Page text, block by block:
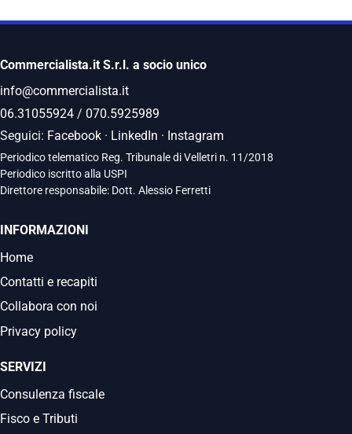
Commercialista.it S.r.l. a socio unico
info@commercialista.it
06.31055924 / 070.5925989
Seguici: Facebook · LinkedIn · Instagram
Periodico telematico Reg. Tribunale di Velletri n. 11/2018
Periodico iscritto alla USPI
Direttore responsabile: Dott. Alessio Ferretti
INFORMAZIONI
Home
Contatti e recapiti
Collabora con noi
Privacy policy
SERVIZI
Consulenza fiscale
Fisco e Tributi